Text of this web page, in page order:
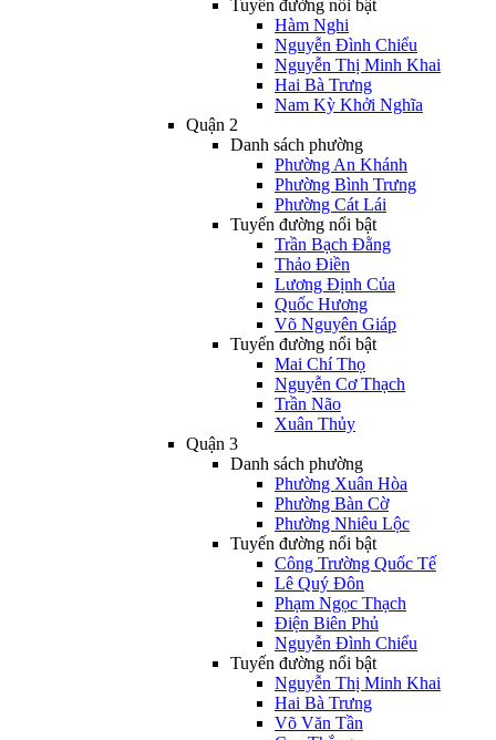
Tuyến đường nổi bật
Hàm Nghi
Nguyễn Đình Chiểu
Nguyễn Thị Minh Khai
Hai Bà Trưng
Nam Kỳ Khởi Nghĩa
Quận 2
Danh sách phường
Phường An Khánh
Phường Bình Trưng
Phường Cát Lái
Tuyến đường nổi bật
Trần Bạch Đằng
Thảo Điền
Lương Định Của
Quốc Hương
Võ Nguyên Giáp
Tuyến đường nổi bật
Mai Chí Thọ
Nguyễn Cơ Thạch
Trần Não
Xuân Thủy
Quận 3
Danh sách phường
Phường Xuân Hòa
Phường Bàn Cờ
Phường Nhiêu Lộc
Tuyến đường nổi bật
Công Trường Quốc Tế
Lê Quý Đôn
Phạm Ngọc Thạch
Điện Biên Phủ
Nguyễn Đình Chiểu
Tuyến đường nổi bật
Nguyễn Thị Minh Khai
Hai Bà Trưng
Võ Văn Tần